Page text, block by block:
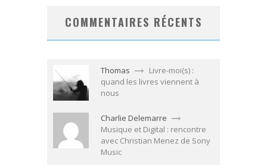
COMMENTAIRES RÉCENTS
Thomas
Livre-moi(s) :
quand les livres viennent à
nous
Charlie Delemarre
Musique et Digital : rencontre
avec Christian Menez de Sony
Music